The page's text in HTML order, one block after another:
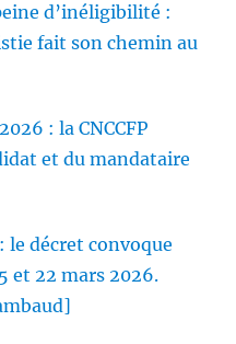
d’inéligibilité :
fait son chemin au
: la CNCCFP
et du mandataire
le décret convoque
et 22 mars 2026.